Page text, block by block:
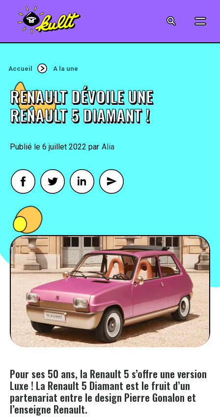
MUSIQUE
JEUX-VIDÉO
PEOPLE
FOOD
BONS PLANS
SOUTENEZ KULTT
Accueil A la une
RENAULT DÉVOILE UNE
RENAULT 5 DIAMANT !
6 juillet 2022 By Alia
Pour ses 50 ans, la Renault 5 s’offre une version
Luxe ! La Renault 5 Diamant est le fruit d’un
partenariat entre le design Pierre Gonalon et
l’enseigne Renault.